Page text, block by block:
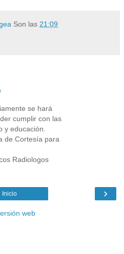
Son las 21:09
se hará
cumplir con las
y educación.
de Cortesía para
Radiologos
›
Inicio
web